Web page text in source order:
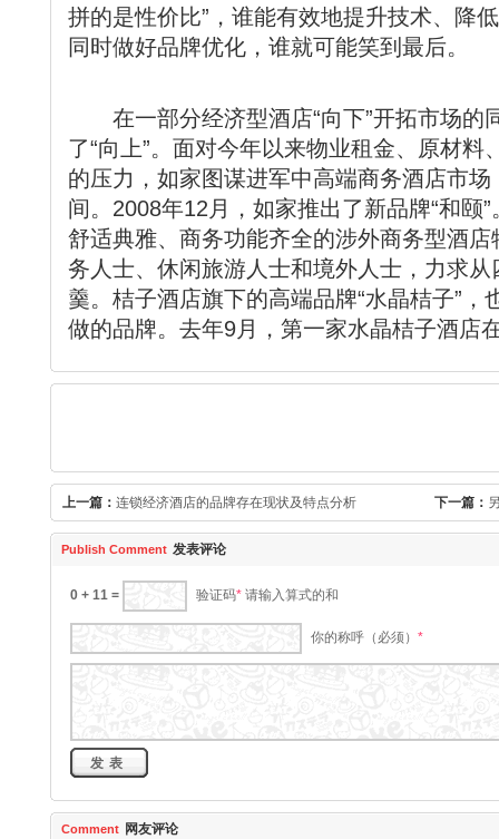
拼的是性价比”，谁能有效地提升技术、降
同时做好品牌优化，谁就可能笑到最后。
在一部分经济型酒店“向下”开拓市场的
了“向上”。面对今年以来物业租金、原材料
的压力，如家图谋进军中高端商务酒店市
间。2008年12月，如家推出了新品牌“和颐
舒适典雅、商务功能齐全的涉外商务型酒
务人士、休闲旅游人士和境外人士，力求
羹。桔子酒店旗下的高端品牌“水晶桔子”，
做的品牌。去年9月，第一家水晶桔子酒店
上一篇： 连锁经济酒店的品牌存在现状及特点分析 下一篇：
Publish Comment 发表评论
0 + 11 = 验证码* 请输入算式的和
你的称呼（必须） *
Comment 网友评论